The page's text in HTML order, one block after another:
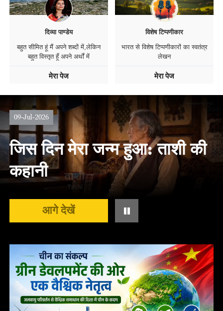
दिव्या पाण्डेय
बहुत सीमित हूं मैं अपने शब्दों में,लेकिन
बहुत विस्तृत हूँ अपने अर्थों में
मेरा पेज
विशेष टिप्पणीकार
भारत से विशेष टिप्पणीकारों का स्वतंत्र
लेखन
मेरा पेज
09-Jul-2026
जिस दिन मेरा जन्म हुआ: ताशी की
कहानी
आगे देखें